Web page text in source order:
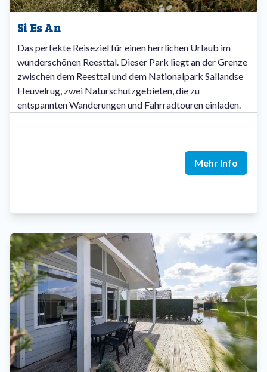
Si Es An
Das perfekte Reiseziel für einen herrlichen Urlaub im
wunderschönen Reesttal. Dieser Park liegt an der Grenze
zwischen dem Reesttal und dem Nationalpark Sallandse
Heuvelrug, zwei Naturschutzgebieten, die zu
entspannten Wanderungen und Fahrradtouren einladen.
Mehr Info